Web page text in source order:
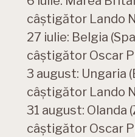
câștigător Lando
27 iulie: Belgia
câștigător Oscar
3 august: Ungaria
câștigător Lando
31 august: Olanda
câștigător Oscar